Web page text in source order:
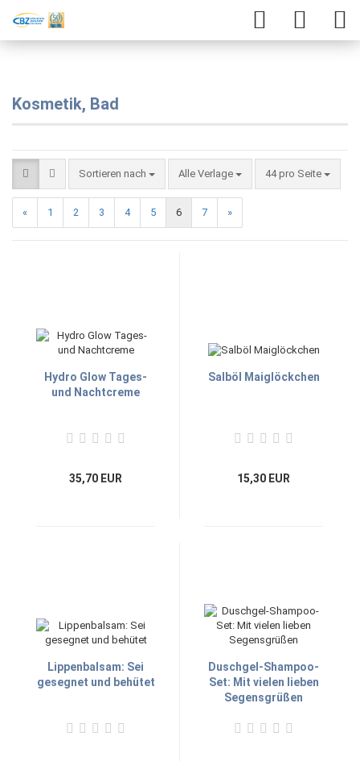
Kosmetik, Bad
Sortieren nach Alle Verlage 44 pro Seite
« 1 2 3 4 5 6 7 »
Hydro Glow Tages-
und Nachtcreme
35,70 EUR
Salböl Maiglöckchen
15,30 EUR
Lippenbalsam: Sei
gesegnet und behütet
Duschgel-Shampoo-
Set: Mit vielen lieben
Segensgrüßen